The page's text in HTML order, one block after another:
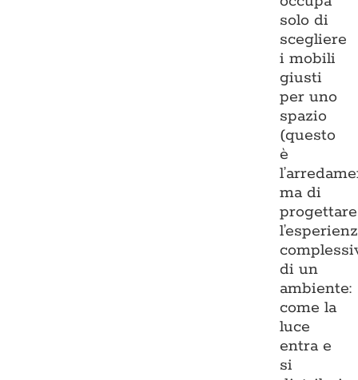
solo di
scegliere
i mobili
giusti
per uno
spazio
(questo
è
ma di
progettare
di un
ambiente:
come la
luce
entra e
si